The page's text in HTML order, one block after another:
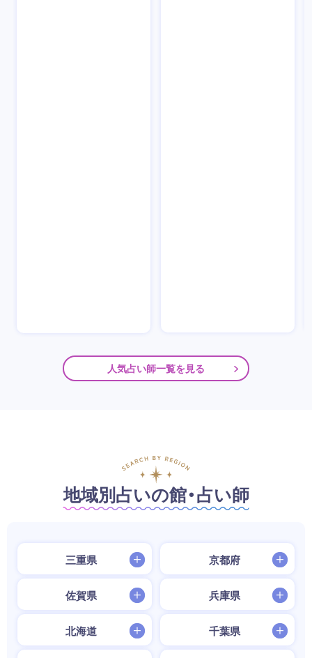
人気占い師一覧を見る
地域別占いの館・占い師
三重県 京都府
佐賀県 兵庫県
北海道 千葉県